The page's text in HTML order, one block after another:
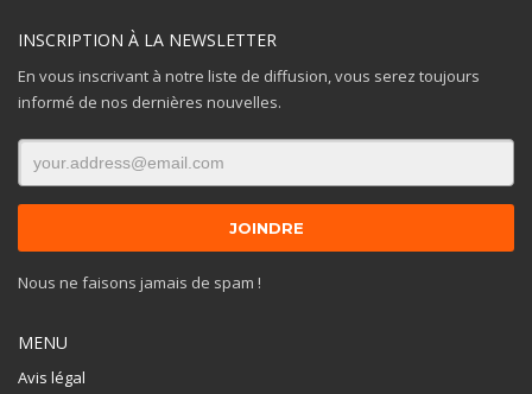
INSCRIPTION À LA NEWSLETTER
En vous inscrivant à notre liste de diffusion, vous serez toujours
informé de nos dernières nouvelles.
Nous ne faisons jamais de spam !
MENU
Avis légal